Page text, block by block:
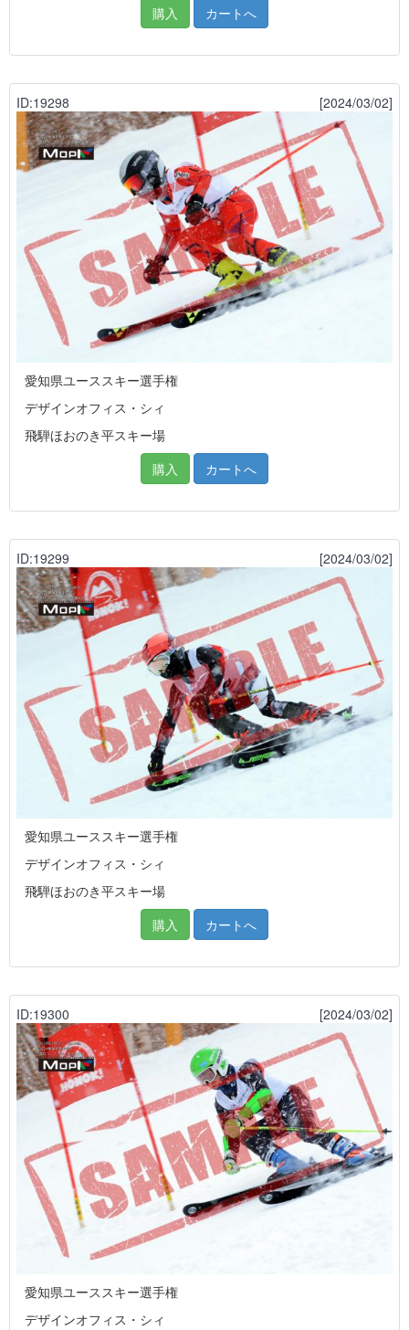
購入 カートへ
ID:19298 [2024/03/02]
愛知県ユーススキー選手権
デザインオフィス・シィ
飛騨ほおのき平スキー場
購入
カートへ
ID:19299 [2024/03/02]
愛知県ユーススキー選手権
デザインオフィス・シィ
飛騨ほおのき平スキー場
購入
カートへ
ID:19300 [2024/03/02]
愛知県ユーススキー選手権
デザインオフィス・シィ